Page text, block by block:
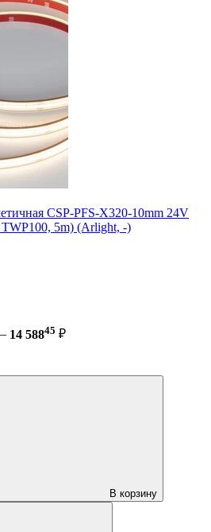
CSP-PFS-X320-10mm 24V
5m) (Arlight, -)
14 58845 ₽
В корзину